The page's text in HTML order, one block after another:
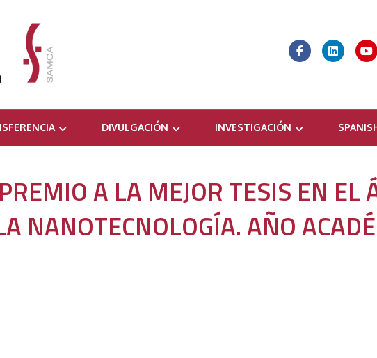
Facebook
DIVULGACIÓN INVESTIGACIÓN
A LA MEJOR TESIS EN EL
NANOTECNOLOGÍA. AÑO